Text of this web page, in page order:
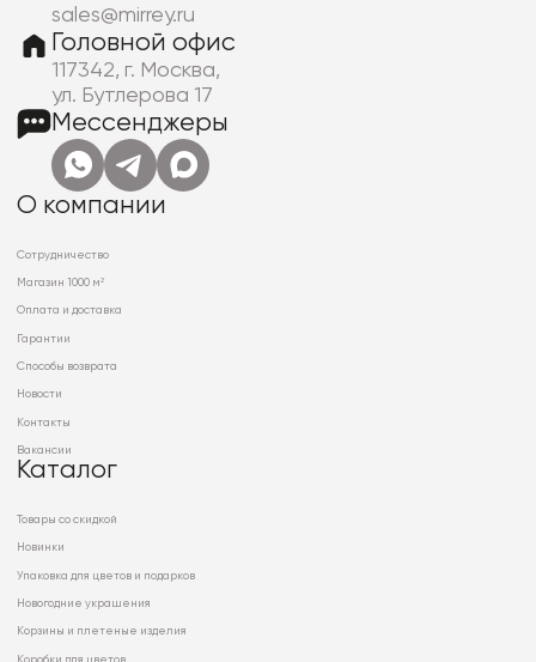
sales@mirrey.ru
Головной офис
117342, г. Москва,
ул. Бутлерова 17
Мессенджеры
О компании
Сотрудничество
Магазин 1000 м²
Оплата и доставка
Гарантии
Способы возврата
Новости
Контакты
Вакансии
Каталог
Товары со скидкой
Новинки
Упаковка для цветов и подарков
Новогодние украшения
Корзины и плетеные изделия
Коробки для цветов